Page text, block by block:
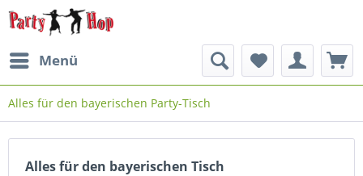
Menü
Alles für den bayerischen Party-Tisch
Alles für den bayerischen Tisch